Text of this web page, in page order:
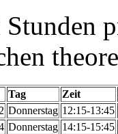
Tag Zeit
Donnerstag 12:15-13:45
Donnerstag 14:15-15:45